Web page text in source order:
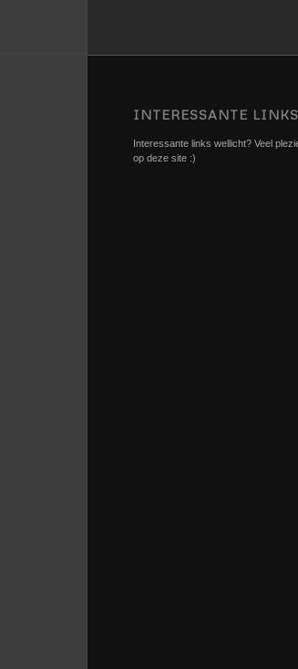
INTERESSANTE LINKS
Interessante links wellicht? Veel
op deze site :)